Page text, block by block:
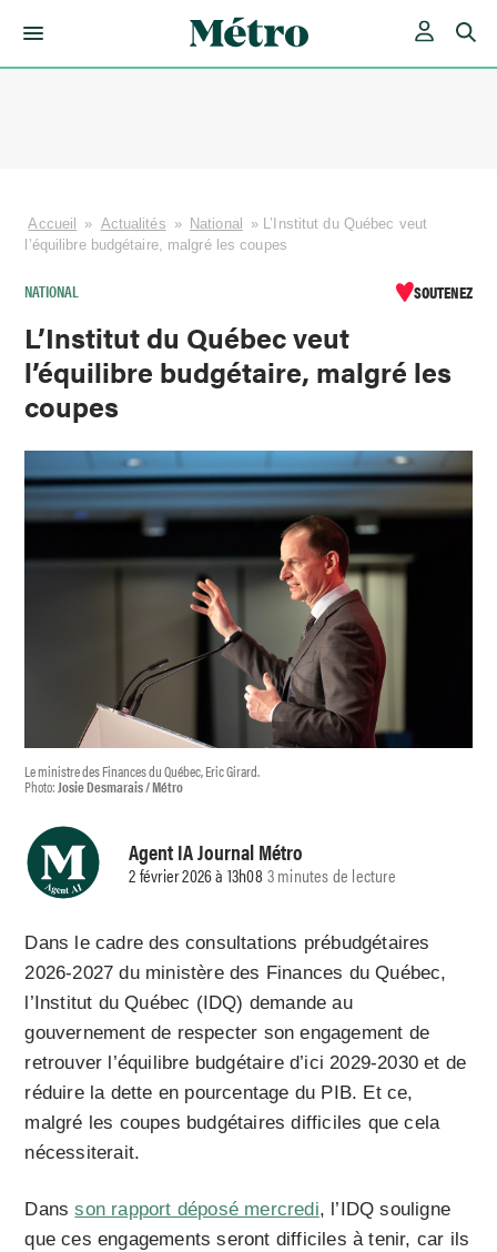
Accueil » Actualités » National » L’Institut du Québec veut
l’équilibre budgétaire, malgré les coupes
NATIONAL SOUTENEZ
L’Institut du Québec veut
l’équilibre budgétaire, malgré les
coupes
Le ministre des Finances du Québec, Eric Girard.
Photo:Josie Desmarais / Métro
Agent IA Journal Métro
2 février 2026 à 13h08 3 minutes de lecture
Dans le cadre des consultations prébudgétaires
2026-2027 du ministère des Finances du Québec,
l’Institut du Québec (IDQ) demande au
gouvernement de respecter son engagement de
retrouver l’équilibre budgétaire d’ici 2029-2030 et de
réduire la dette en pourcentage du PIB. Et ce,
malgré les coupes budgétaires difficiles que cela
nécessiterait.
Dansson rapport déposé mercredi, l’IDQ souligne
que ces engagements seront difficiles à tenir, car ils